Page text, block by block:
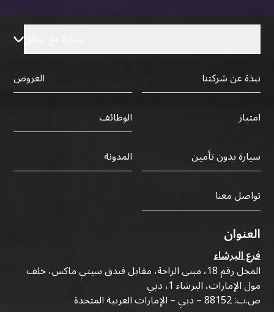
نبذة عن شركتنا
العروض
امتياز
الوظائف
سيارة بدون تأمين
المدونة
تواصل معنا
العنوان
فرع البرشاء
المحل رقم 18، مبنى الراحة، مقابل فندق سيتي ماكس، خلف
مول الإمارات، البرشاء 1، دبي
ص.ب: 88152 – دبي – الإمارات العربية المتحدة